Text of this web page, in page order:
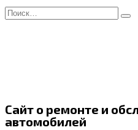
Перейти
к
Search
for:
Сайт о ремонте и
автомобилей